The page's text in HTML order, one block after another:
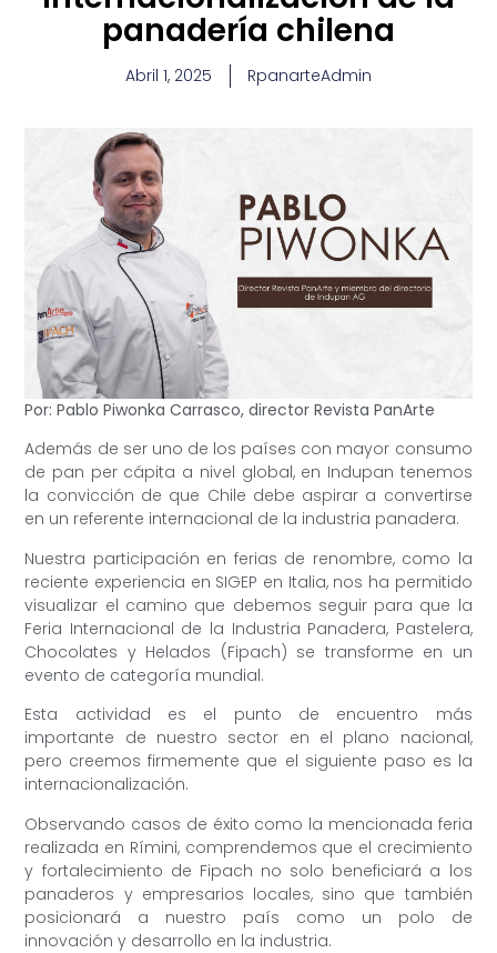
panadería chilena
Abril 1, 2025 RpanarteAdmin
Por: Pablo Piwonka Carrasco, director Revista PanArte
Además de ser uno de los países con mayor consumo
de pan per cápita a nivel global, en Indupan tenemos
la convicción de que Chile debe aspirar a convertirse
en un referente internacional de la industria panadera.
Nuestra participación en ferias de renombre, como la
reciente experiencia en SIGEP en Italia, nos ha permitido
visualizar el camino que debemos seguir para que la
Feria Internacional de la Industria Panadera, Pastelera,
Chocolates y Helados (Fipach) se transforme en un
evento de categoría mundial.
Esta actividad es el punto de encuentro más
importante de nuestro sector en el plano nacional,
pero creemos firmemente que el siguiente paso es la
internacionalización.
Observando casos de éxito como la mencionada feria
realizada en Rímini, comprendemos que el crecimiento
y fortalecimiento de Fipach no solo beneficiará a los
panaderos y empresarios locales, sino que también
posicionará a nuestro país como un polo de
innovación y desarrollo en la industria.